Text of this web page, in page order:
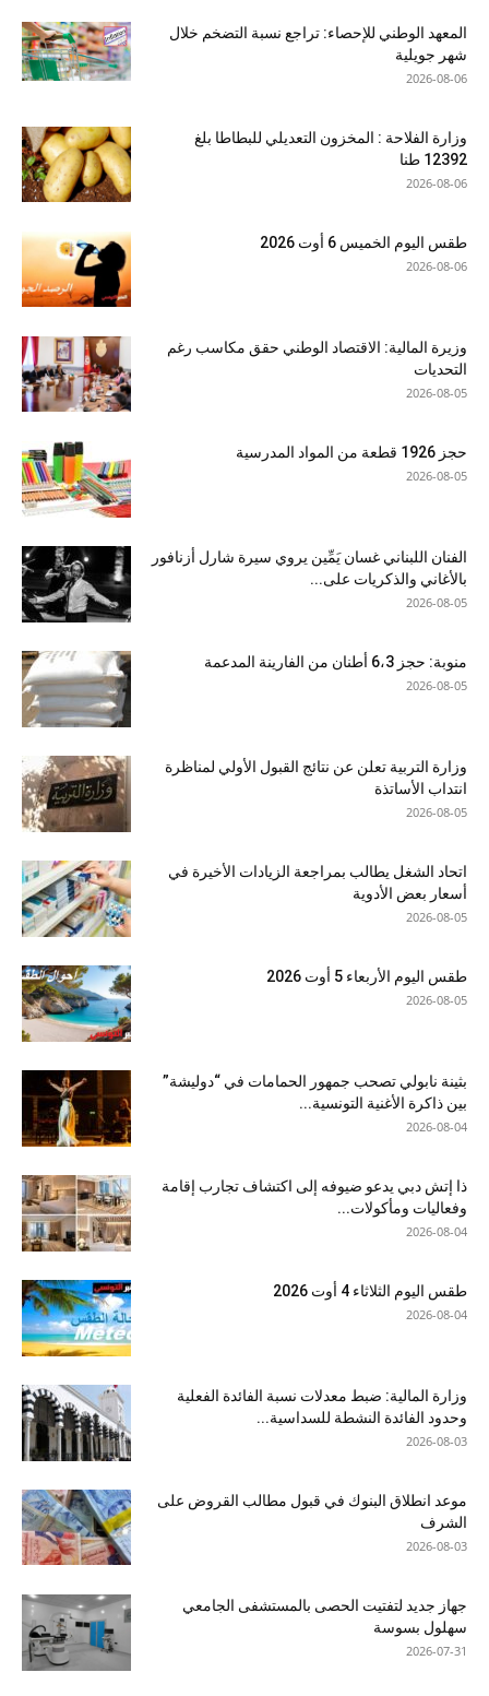
المعهد الوطني للإحصاء: تراجع نسبة التضخم خلال
شهر جويلية
2026-08-06
وزارة الفلاحة : المخزون التعديلي للبطاطا بلغ
12392 طنا
2026-08-06
طقس اليوم الخميس 6 أوت 2026
2026-08-06
وزيرة المالية: الاقتصاد الوطني حقق مكاسب رغم
التحديات
2026-08-05
حجز 1926 قطعة من المواد المدرسية
2026-08-05
الفنان اللبناني غسان يَمِّين يروي سيرة شارل أزنافور
بالأغاني والذكريات على...
2026-08-05
منوبة: حجز 6،3 أطنان من الفارينة المدعمة
2026-08-05
وزارة التربية تعلن عن نتائج القبول الأولي لمناظرة
انتداب الأساتذة
2026-08-05
اتحاد الشغل يطالب بمراجعة الزيادات الأخيرة في
أسعار بعض الأدوية
2026-08-05
طقس اليوم الأربعاء 5 أوت 2026
2026-08-05
بثينة نابولي تصحب جمهور الحمامات في “دوليشة”
بين ذاكرة الأغنية التونسية...
2026-08-04
ذا إتش دبي يدعو ضيوفه إلى اكتشاف تجارب إقامة
وفعاليات ومأكولات...
2026-08-04
طقس اليوم الثلاثاء 4 أوت 2026
2026-08-04
وزارة المالية: ضبط معدلات نسبة الفائدة الفعلية
وحدود الفائدة النشطة للسداسية...
2026-08-03
موعد انطلاق البنوك في قبول مطالب القروض على
الشرف
2026-08-03
جهاز جديد لتفتيت الحصى بالمستشفى الجامعي
سهلول بسوسة
2026-07-31